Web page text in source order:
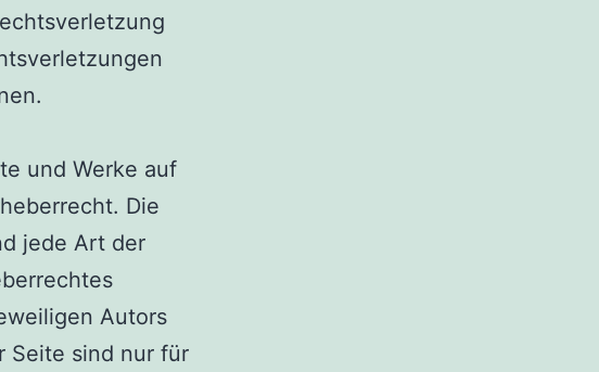
und Werke auf
Die
jede Art der
Autors
Seite sind nur für